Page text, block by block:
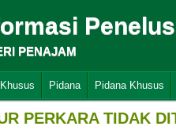
PENAJAM
Pidana Pidana Khusus
PERKARA TIDAK